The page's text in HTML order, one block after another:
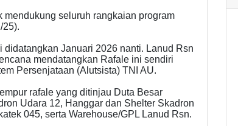
seluruh rangkaian program
25).
Januari 2026 nanti. Lanud Rsn
mendatangkan Rafale ini sendiri
Persenjataan (Alutsista) TNI AU.
rafale yang ditinjau Duta Besar
Udara 12, Hanggar dan Shelter Skadron
045, serta Warehouse/GPL Lanud Rsn.